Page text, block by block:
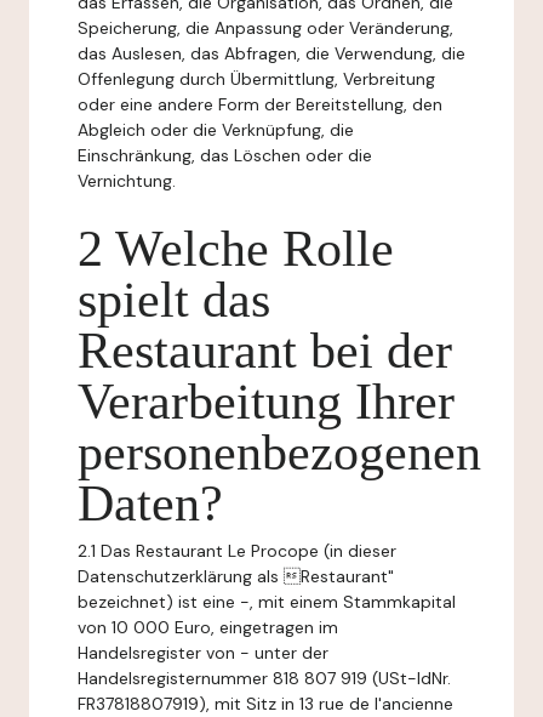
Speicherung, die Anpassung oder Veränderung,
das Auslesen, das Abfragen, die Verwendung, die
Offenlegung durch Übermittlung, Verbreitung
oder eine andere Form der Bereitstellung, den
Abgleich oder die Verknüpfung, die
Einschränkung, das Löschen oder die
Vernichtung.
2 Welche Rolle
spielt das
Restaurant bei der
Verarbeitung Ihrer
personenbezogenen
Daten?
2.1 Das Restaurant Le Procope (in dieser
Datenschutzerklärung als Restaurant"
bezeichnet) ist eine -, mit einem Stammkapital
von 10 000 Euro, eingetragen im
Handelsregister von - unter der
Handelsregisternummer 818 807 919 (USt-IdNr.
FR37818807919), mit Sitz in 13 rue de l'ancienne